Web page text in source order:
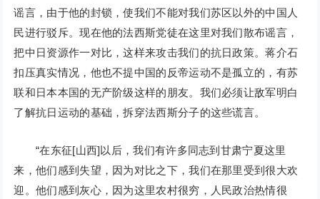
谣言，由于他的封锁，使我们不能对我们苏区以外的中国人
民进行驳斥。现在他的法西斯党徒在这里对我们散布谣言，
把中日资源作一对比，这样来攻击我们的抗日政策。蒋介石
扣压真实情况，他也不提中国的反帝运动不是孤立的，有苏
联和日本本国的无产阶级这样的朋友。我们必须让敌军明白
了解抗日运动的基础，拆穿法西斯分子的这些谎言。
“在东征[山西]以后，我们有许多同志到甘肃宁夏这里
来，他们感到失望，因为对比之下，我们在那里受到很大欢
迎。他们感到灰心，因为这里农村很穷，人民政治热情很